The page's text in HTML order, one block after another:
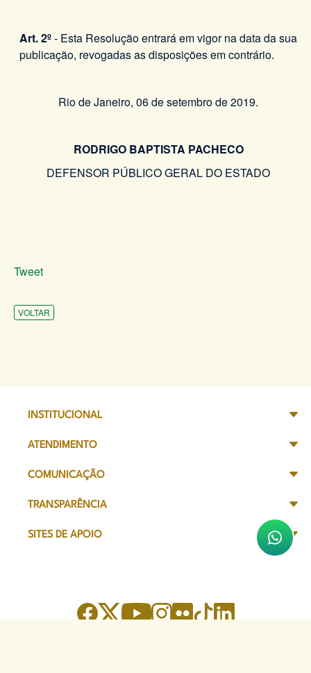
Art. 2º- Esta Resolução entrará em vigor na data da sua
publicação, revogadas as disposições em contrário.
Rio de Janeiro, 06 de setembro de 2019.
RODRIGO BAPTISTA PACHECO
DEFENSOR PÚBLICO GERAL DO ESTADO
Tweet
VOLTAR
INSTITUCIONAL
ATENDIMENTO
COMUNICAÇÃO
TRANSPARÊNCIA
SITES DE APOIO